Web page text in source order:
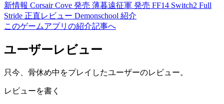
新情報 Corsair Cove 発売 薄暮遠征軍 発売 FF14 Switch2 Full
Stride 正直レビュー Demonschool 紹介
このゲームアプリの紹介記事へ
ユーザーレビュー
只今、骨休め中をプレイしたユーザーのレビュー。
レビューを書く